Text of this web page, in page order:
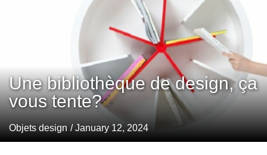
Une bibliothèque de design, ça
vous tente?
Objets design / January 12, 2024